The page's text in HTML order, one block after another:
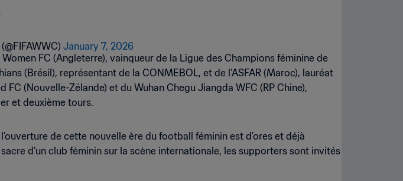
January 7, 2026
FC (Angleterre), vainqueur de la Ligue des Champions féminine de
(Brésil), représentant de la CONMEBOL, et de l’ASFAR (Maroc), lauréat
(Nouvelle-Zélande) et du Wuhan Chegu Jiangda WFC (RP Chine),
et deuxième tours.
de cette nouvelle ère du football féminin est d’ores et déjà
d’un club féminin sur la scène internationale, les supporters sont invités